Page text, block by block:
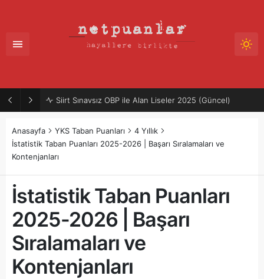
Siirt Sınavsız OBP ile Alan Liseler 2025 (Güncel)
Anasayfa YKS Taban Puanları
4 Yıllık
İstatistik Taban Puanları 2025-2026 | Başarı Sıralamaları ve
Kontenjanları
İstatistik Taban Puanları
2025-2026 | Başarı
Sıralamaları ve
Kontenjanları